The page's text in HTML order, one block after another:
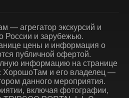
— агрегатор экскурсий и
России и зарубежью.
цены и информация о
публичной офертой.
информацию на странице
ХорошоТам и его владелец —
данного мероприятия.
включая фотографии,